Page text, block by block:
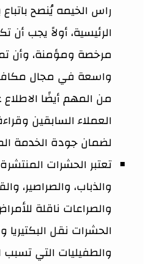
راس الخيمه يُنصح
الرئيسية، أولاً يجب أن
مرخصة ومؤمنة، وأن
واسعة في مجال
من المهم أيضًا
العملاء السابقين
لضمان جودة الخدمة
تعتبر الحشرات
والذباب، والصراصير،
والصراعات ناقلة
الحشرات نقل البكتيريا
والطفيليات التي